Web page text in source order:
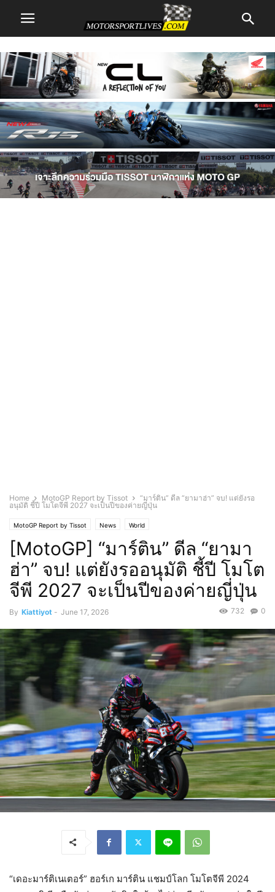
Home MotoGP Report by Tissot
“มาร์ติน” ดีล “ยามาฮ่า” จบ! แต่ยังรอ
อนุมัติ ชี้ปี โมโตจีพี 2027 จะเป็นปีของค่ายญี่ปุ่น
MotoGP Report by Tissot News World
[MotoGP] “มาร์ติน” ดีล “ยามา
ฮ่า” จบ! แต่ยังรออนุมัติ ชี้ปี โมโต
จีพี 2027 จะเป็นปีของค่ายญี่ปุ่น
By Kiattiyot - June 17, 2026 0
732
“เดอะมาร์ติเนเตอร์” ฮอร์เก มาร์ติน แชมป์โลก โมโตจีพี 2024